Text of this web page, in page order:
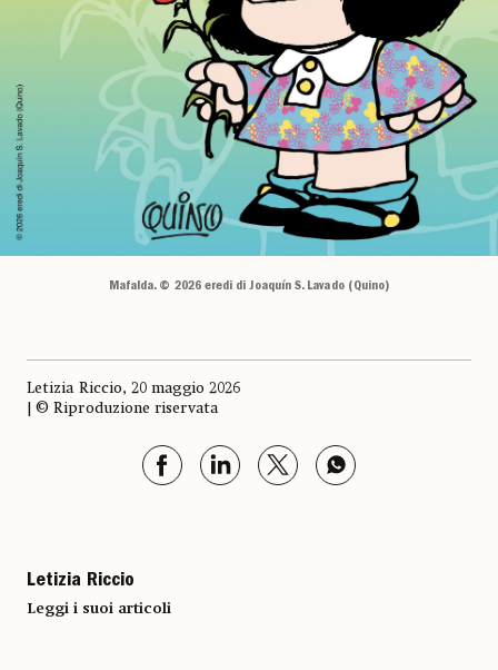
Mafalda. © 2026 eredi di Joaquín S. Lavado (Quino)
Letizia Riccio, 20 maggio 2026
| © Riproduzione riservata
Letizia Riccio
Leggi i suoi articoli